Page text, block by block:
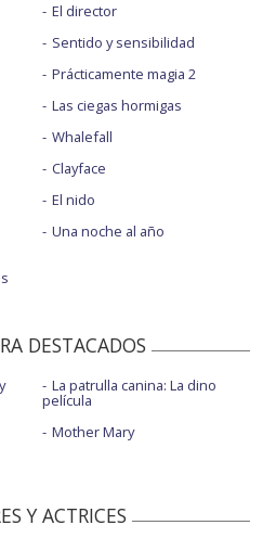
El director
Sentido y sensibilidad
Prácticamente magia 2
Las ciegas hormigas
Whalefall
Clayface
El nido
Una noche al año
DESTACADOS
La patrulla canina: La dino
película
Mother Mary
Y ACTRICES